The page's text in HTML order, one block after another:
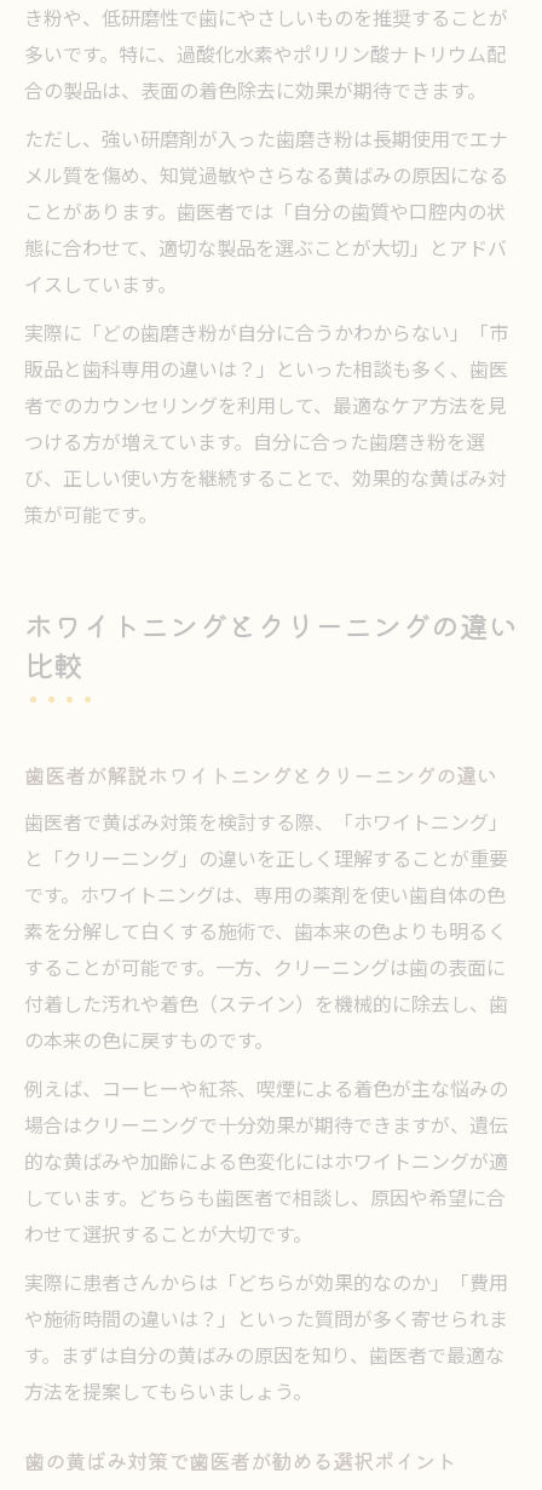
き粉や、低研磨性で歯にやさしいものを推奨することが
多いです。特に、過酸化水素やポリリン酸ナトリウム配
合の製品は、表面の着色除去に効果が期待できます。
ただし、強い研磨剤が入った歯磨き粉は長期使用でエナ
メル質を傷め、知覚過敏やさらなる黄ばみの原因になる
ことがあります。歯医者では「自分の歯質や口腔内の状
態に合わせて、適切な製品を選ぶことが大切」とアドバ
イスしています。
実際に「どの歯磨き粉が自分に合うかわからない」「市
販品と歯科専用の違いは？」といった相談も多く、歯医
者でのカウンセリングを利用して、最適なケア方法を見
つける方が増えています。自分に合った歯磨き粉を選
び、正しい使い方を継続することで、効果的な黄ばみ対
策が可能です。
ホワイトニングとクリーニングの違い
比較
歯医者が解説ホワイトニングとクリーニングの違い
歯医者で黄ばみ対策を検討する際、「ホワイトニング」
と「クリーニング」の違いを正しく理解することが重要
です。ホワイトニングは、専用の薬剤を使い歯自体の色
素を分解して白くする施術で、歯本来の色よりも明るく
することが可能です。一方、クリーニングは歯の表面に
付着した汚れや着色（ステイン）を機械的に除去し、歯
の本来の色に戻すものです。
例えば、コーヒーや紅茶、喫煙による着色が主な悩みの
場合はクリーニングで十分効果が期待できますが、遺伝
的な黄ばみや加齢による色変化にはホワイトニングが適
しています。どちらも歯医者で相談し、原因や希望に合
わせて選択することが大切です。
実際に患者さんからは「どちらが効果的なのか」「費用
や施術時間の違いは？」といった質問が多く寄せられま
す。まずは自分の黄ばみの原因を知り、歯医者で最適な
方法を提案してもらいましょう。
歯の黄ばみ対策で歯医者が勧める選択ポイント